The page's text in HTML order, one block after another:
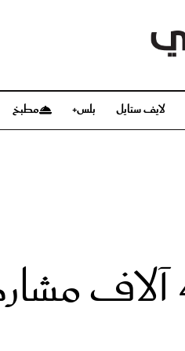
لايف ستايل بلس+ مطبخ